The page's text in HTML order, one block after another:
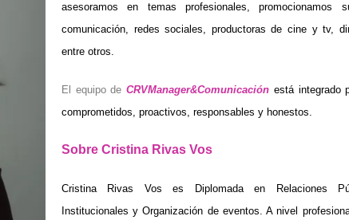
asesoramos en temas profesionales,
comunicación, redes sociales, productoras de cine y tv,
entre otros.
El equipo deCRVManager&Comunicación está integrado
comprometidos, proactivos, responsables y honestos.
Sobre Cristina Rivas Vos
Cristina Rivas Vos es Diplomada en Relaciones
Institucionales y Organización de eventos. A nivel